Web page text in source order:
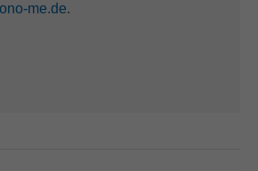
me.de.